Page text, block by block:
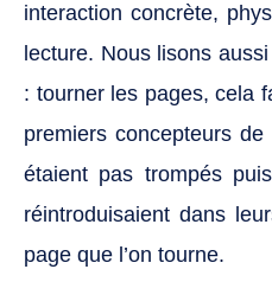
interaction concrète,
lecture. Nous lisons
: tourner les pages, cela
premiers concepteurs
étaient pas trompés
réintroduisaient dans
page que l’on tourne.